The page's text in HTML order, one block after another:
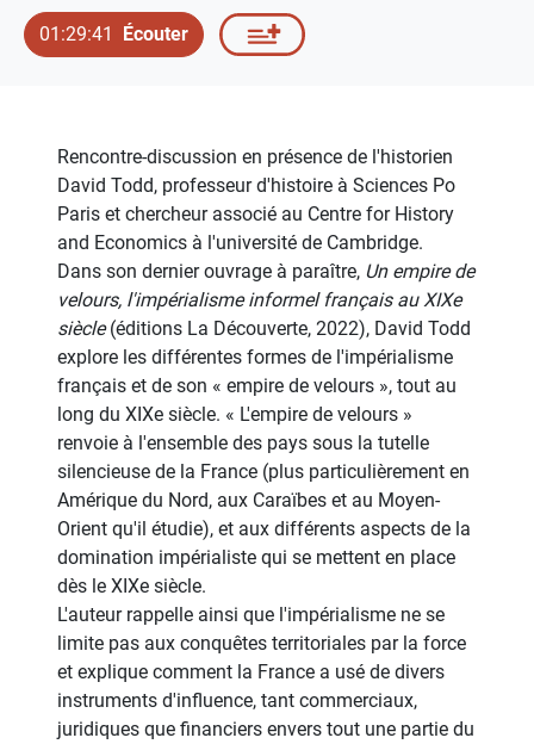
01:29:41 Écouter
Rencontre-discussion en présence de l'historien
David Todd, professeur d'histoire à Sciences Po
Paris et chercheur associé au Centre for History
and Economics à l'université de Cambridge.
Dans son dernier ouvrage à paraître, Un empire de
velours, l'impérialisme informel français au XIXe
siècle(éditions La Découverte, 2022), David Todd
explore les différentes formes de l'impérialisme
français et de son « empire de velours », tout au
long du XIXe siècle. « L'empire de velours »
renvoie à l'ensemble des pays sous la tutelle
silencieuse de la France (plus particulièrement en
Amérique du Nord, aux Caraïbes et au Moyen-
Orient qu'il étudie), et aux différents aspects de la
domination impérialiste qui se mettent en place
dès le XIXe siècle.
L'auteur rappelle ainsi que l'impérialisme ne se
limite pas aux conquêtes territoriales par la force
et explique comment la France a usé de divers
instruments d'influence, tant commerciaux,
juridiques que financiers envers tout une partie du